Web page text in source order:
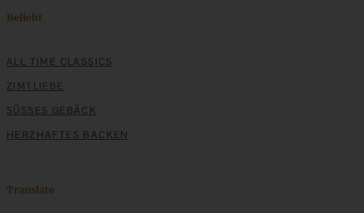
Beliebt
ALL TIME CLASSICS
ZIMTLIEBE
SÜSSES GEBÄCK
HERZHAFTES BACKEN
Translate